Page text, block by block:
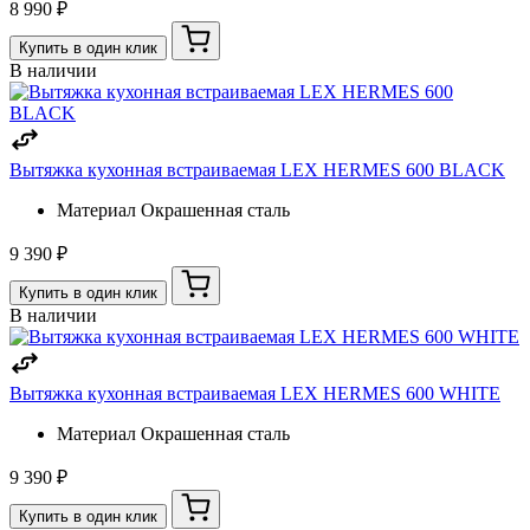
8 990 ₽
Купить в один клик
В наличии
Вытяжка кухонная встраиваемая LEX HERMES 600 BLACK
Материал Окрашенная сталь
9 390 ₽
Купить в один клик
В наличии
Вытяжка кухонная встраиваемая LEX HERMES 600 WHITE
Материал Окрашенная сталь
9 390 ₽
Купить в один клик